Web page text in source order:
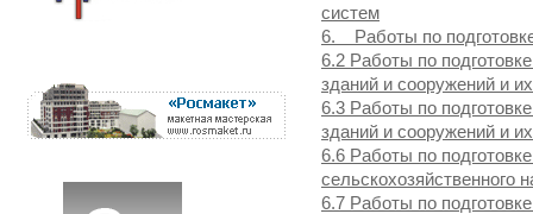
систем
6. Работы по
6.2 Работы по
зданий и сооружений и
6.3 Работы по
зданий и сооружений и
6.6 Работы по
сельскохозяйственного
6.7 Работы по